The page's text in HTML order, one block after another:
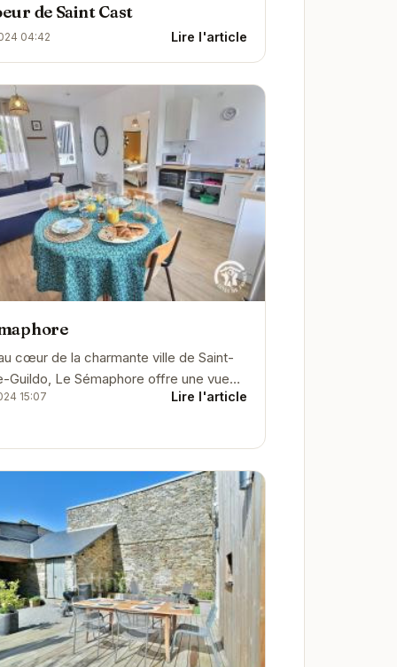
de Saint Cast
04:42 Lire l'article
cœur de la charmante ville de Saint-
Guildo, Le Sémaphore offre une vue
sur la mer. Avec ses chambres
15:07 Lire l'article